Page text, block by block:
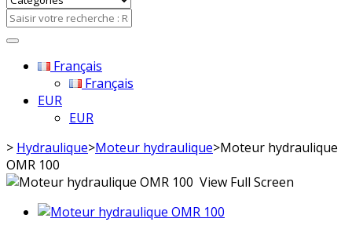
Français
Français
EUR
EUR
> Hydraulique>Moteur hydraulique>Moteur hydraulique
OMR 100
View Full Screen